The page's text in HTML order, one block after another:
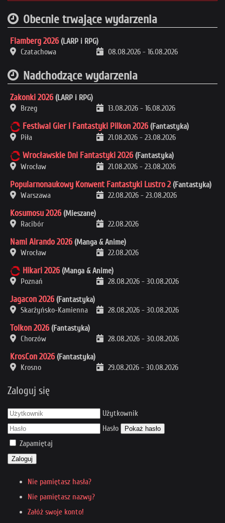
Obecnie trwające wydarzenia
Flamberg 2026 (LARP i RPG)
Czatachowa
08.08.2026 - 16.08.2026
Nadchodzące wydarzenia
Zakonki 2026 (LARP i RPG)
Brzeg
13.08.2026 - 16.08.2026
Festiwal Gier i Fantastyki Pilkon 2026 (Fantastyka)
Piła
21.08.2026 - 23.08.2026
Wrocławskie Dni Fantastyki 2026 (Fantastyka)
Wrocław
21.08.2026 - 23.08.2026
Popularnonaukowy Konwent Fantastyki Lustro 2 (Fantastyka)
Warszawa
22.08.2026 - 23.08.2026
Kosumosu 2026 (Mieszane)
Racibór
22.08.2026
Nami Airando 2026 (Manga & Anime)
Wrocław
22.08.2026
Hikari 2026 (Manga & Anime)
Poznań
28.08.2026 - 30.08.2026
Jagacon 2026 (Fantastyka)
Skarżyńsko-Kamienna
28.08.2026 - 30.08.2026
Tolkon 2026 (Fantastyka)
Chorzów
28.08.2026 - 30.08.2026
KrosCon 2026 (Fantastyka)
Krosno
29.08.2026 - 30.08.2026
Zaloguj się
Użytkownik
Hasło
Pokaż hasło
Zapamiętaj
Zaloguj
Nie pamiętasz hasła?
Nie pamiętasz nazwy?
Załóż swoje konto!